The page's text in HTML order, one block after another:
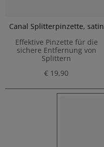
Canal Splitterpinzette, satin
Effektive Pinzette für die
sichere Entfernung von
Splittern
€ 19,90